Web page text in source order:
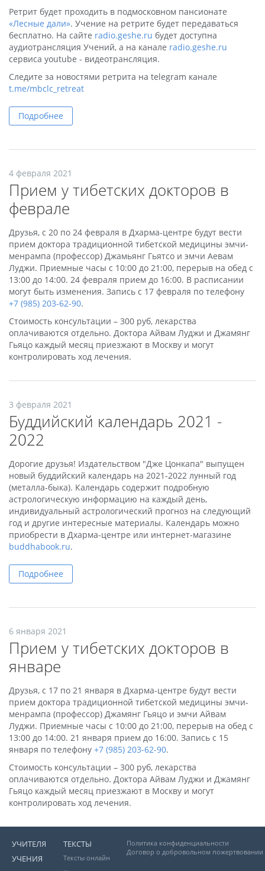
Ретрит будет проходить в подмосковном пансионате
«Лесные дали». Учение на ретрите будет передаваться
бесплатно. На сайтe radio.geshe.ru будет доступна
аудиотрансляция Учений, а на канале radio.geshe.ru
сервиса youtube - видеотрансляция.
Следите за новостями ретрита на telegram канале
t.me/mbclc_retreat
Подробнее
4 февраля 2021
Прием у тибетских докторов в
феврале
Друзья, с 20 по 24 февраля в Дхарма-центре будут вести
прием доктора традиционной тибетской медицины эмчи-
менрампа (профессор) Джамьянг Гьятсо и эмчи Аевам
Луджи. Приемные часы с 10:00 до 21:00, перерыв на обед с
13:00 до 14:00. 24 февраля прием до 16:00. В расписании
могут быть изменения. Запись с 17 февраля по телефону
+7 (985) 203-62-90.
Стоимость консультации – 300 руб, лекарства
оплачиваются отдельно. Доктора Айвам Луджи и Джамянг
Гьяцо каждый месяц приезжают в Москву и могут
контролировать ход лечения.
3 февраля 2021
Буддийский календарь 2021 -
2022
Дорогие друзья! Издательством "Дже Цонкапа" выпущен
новый буддийский календарь на 2021-2022 лунный год
(металла-быка). Календарь содержит подробную
астрологическую информацию на каждый день,
индивидуальный астрологический прогноз на следующий
год и другие интересные материалы. Календарь можно
приобрести в Дхарма-центре или интернет-магазине
buddhabook.ru.
Подробнее
6 января 2021
Прием у тибетских докторов в
январе
Друзья, с 17 по 21 января в Дхарма-центре будут вести
прием доктора традиционной тибетской медицины эмчи-
менрампа (профессор) Джамянг Гьяцо и эмчи Айвам
Луджи. Приемные часы с 10:00 до 21:00, перерыв на обед с
13:00 до 14:00. 21 января прием до 16:00. Запись с 15
января по телефону +7 (985) 203-62-90.
Стоимость консультации – 300 руб, лекарства
оплачиваются отдельно. Доктора Айвам Луджи и Джамянг
Гьяцо каждый месяц приезжают в Москву и могут
контролировать ход лечения.
УЧИТЕЛЯ
УЧЕНИЯ
ТЕКСТЫ
Тексты онлайн
Политика конфиденциальности
Договор о добровольном пожертвовании